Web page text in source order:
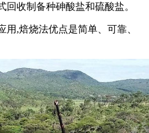
收制备种砷酸盐和硫酸盐。
,焙烧法优点是简单、可靠、